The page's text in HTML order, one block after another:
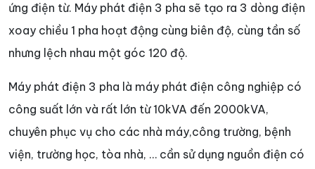
ứng điện từ. Máy phát điện 3 pha sẽ tạo ra 3 dòng điện
xoay chiều 1 pha hoạt động cùng biên độ, cùng tần số
nhưng lệch nhau một góc 120 độ.
Máy phát điện 3 pha là máy phát điện công nghiệp có
công suất lớn và rất lớn từ 10kVA đến 2000kVA,
chuyên phục vụ cho các nhà máy,công trường, bệnh
viện, trường học, tòa nhà, … cần sử dụng nguồn điện có